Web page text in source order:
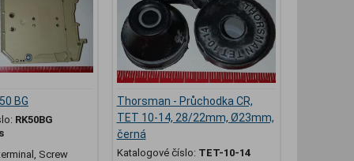
BG
RK50BG
Screw
Thorsman - Průchodka CR,
TET 10-14, 28/22mm, Ø23mm,
černá
Katalogové číslo: TET-10-14